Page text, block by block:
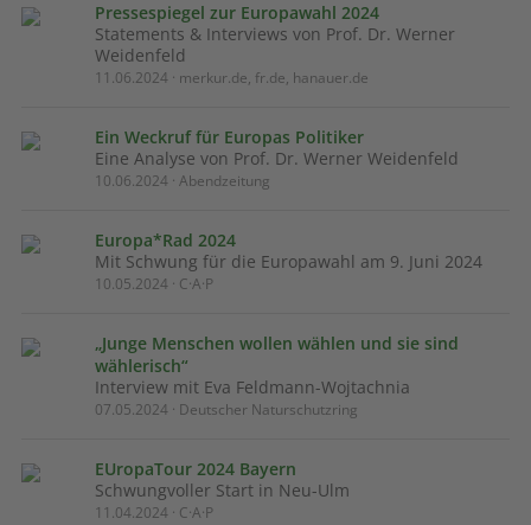
Pressespiegel zur Europawahl 2024
Statements & Interviews von Prof. Dr. Werner
Weidenfeld
11.06.2024 · merkur.de, fr.de, hanauer.de
Ein Weckruf für Europas Politiker
Eine Analyse von Prof. Dr. Werner Weidenfeld
10.06.2024 · Abendzeitung
Europa*Rad 2024
Mit Schwung für die Europawahl am 9. Juni 2024
10.05.2024 · C·A·P
„Junge Menschen wollen wählen und sie sind
wählerisch“
Interview mit Eva Feldmann-Wojtachnia
07.05.2024 · Deutscher Naturschutzring
EUropaTour 2024 Bayern
Schwungvoller Start in Neu-Ulm
11.04.2024 · C·A·P